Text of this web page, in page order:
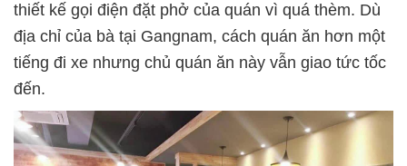
thiết kế gọi điện đặt phở của quán vì quá thèm. Dù
địa chỉ của bà tại Gangnam, cách quán ăn hơn một
tiếng đi xe nhưng chủ quán ăn này vẫn giao tức tốc
đến.